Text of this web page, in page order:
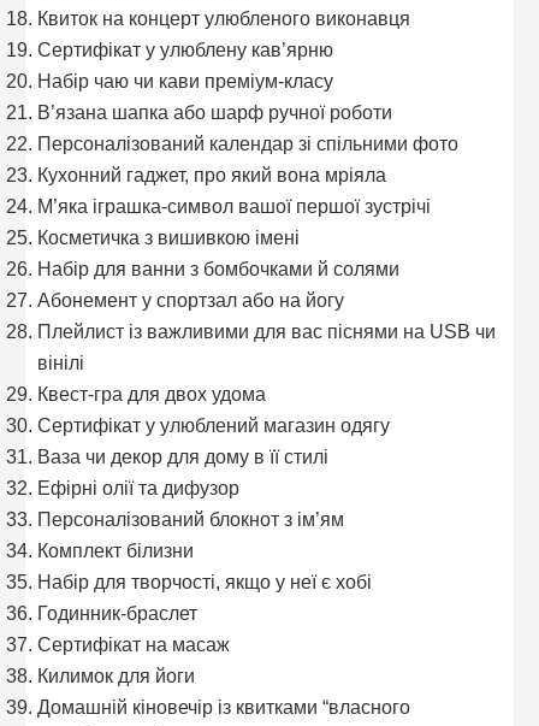
Квиток на концерт улюбленого виконавця
Сертифікат у улюблену кав’ярню
Набір чаю чи кави преміум-класу
В’язана шапка або шарф ручної роботи
Персоналізований календар зі спільними фото
Кухонний гаджет, про який вона мріяла
М’яка іграшка-символ вашої першої зустрічі
Косметичка з вишивкою імені
Набір для ванни з бомбочками й солями
Абонемент у спортзал або на йогу
Плейлист із важливими для вас піснями на USB чи
вінілі
Квест-гра для двох удома
Сертифікат у улюблений магазин одягу
Ваза чи декор для дому в її стилі
Ефірні олії та дифузор
Персоналізований блокнот з ім’ям
Комплект білизни
Набір для творчості, якщо у неї є хобі
Годинник-браслет
Сертифікат на масаж
Килимок для йоги
Домашній кіновечір із квитками “власного